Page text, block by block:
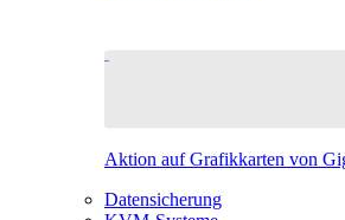
Aktion auf Grafikkarten von
Datensicherung